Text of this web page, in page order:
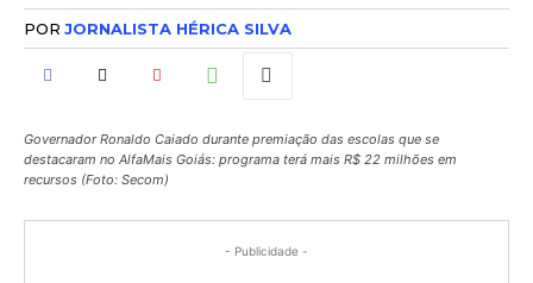
POR JORNALISTA HÉRICA SILVA
Governador Ronaldo Caiado durante premiação das escolas que se
destacaram no AlfaMais Goiás: programa terá mais R$ 22 milhões em
recursos (Foto: Secom)
- Publicidade -